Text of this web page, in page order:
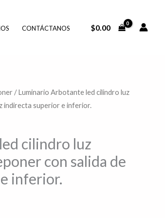
CONTÁCTANOS $0.00
/ Luminario Arbotante led cilindro luz
indirecta superior e inferior.
cilindro luz
con salida de
inferior.